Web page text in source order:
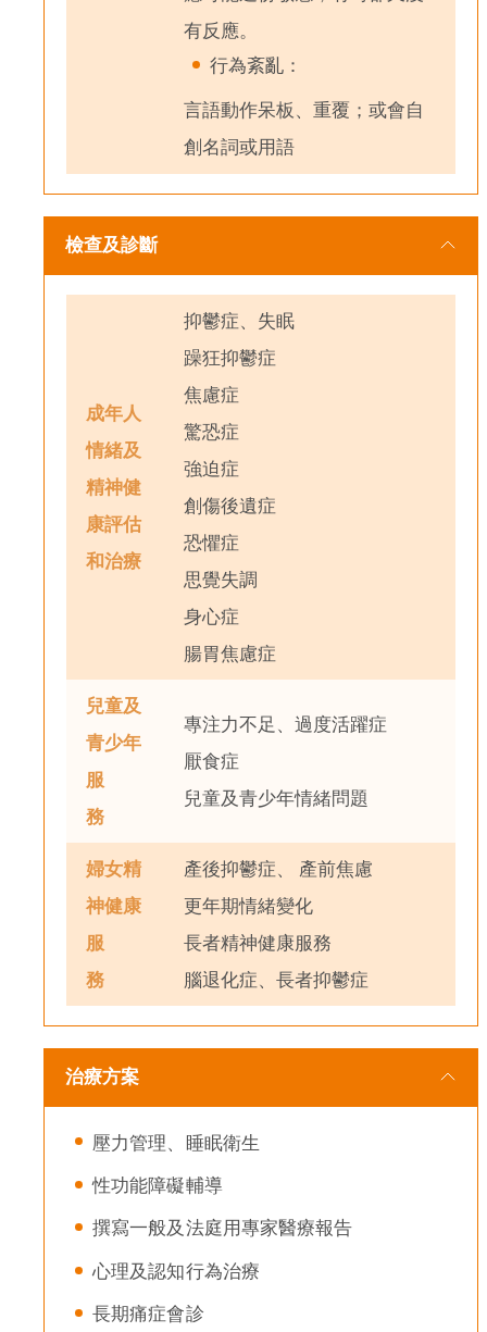
有反應。
行為紊亂：
言語動作呆板、重覆；或會自
創名詞或用語
檢查及診斷
成年人
情緒及
精神健
康評估
和治療
抑鬱症、失眠
躁狂抑鬱症
焦慮症
驚恐症
強迫症
創傷後遺症
恐懼症
思覺失調
身心症
腸胃焦慮症
兒童及
青少年
服
務
專注力不足、過度活躍症
厭食症
兒童及青少年情緒問題
婦女精
神健康
服
務
產後抑鬱症、 產前焦慮
更年期情緒變化
長者精神健康服務
腦退化症、長者抑鬱症
治療方案
壓力管理、睡眠衛生
性功能障礙輔導
撰寫一般及法庭用專家醫療報告
心理及認知行為治療
長期痛症會診